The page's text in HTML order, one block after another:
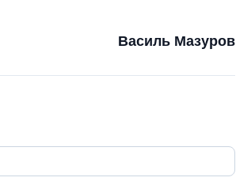
Василь Мазуров